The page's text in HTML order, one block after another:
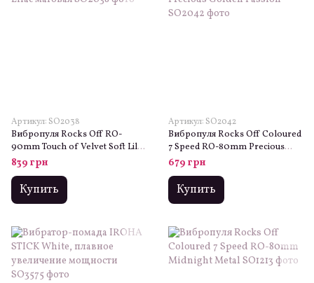
Артикул: SO2038
Вибропуля Rocks Off RO-
90mm Touch of Velvet Soft Lilac
матовая
839 грн
Купить
Артикул: SO2042
Вибропуля Rocks Off Coloured
7 Speed RO-80mm Precious
Golden Passion
679 грн
Купить